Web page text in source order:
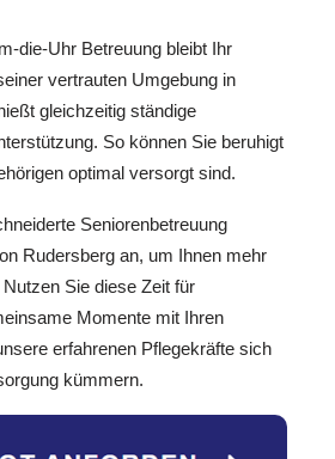
die-Uhr Betreuung bleibt Ihr
vertrauten Umgebung in
gleichzeitig ständige
So können Sie beruhigt
optimal versorgt sind.
Seniorenbetreuung
Rudersberg an, um Ihnen mehr
Sie diese Zeit für
Momente mit Ihren
erfahrenen Pflegekräfte sich
kümmern.